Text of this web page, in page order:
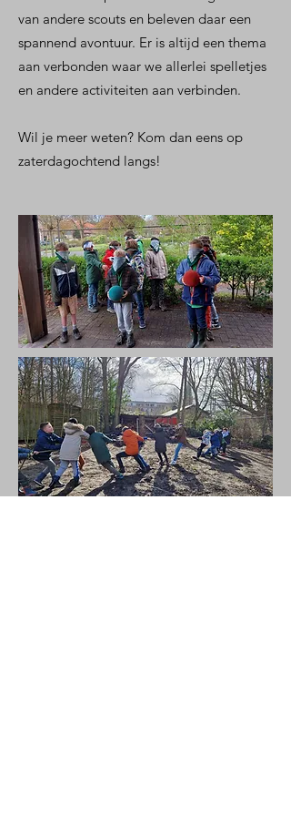
van andere scouts en beleven daar een
spannend avontuur. Er is altijd een thema
aan verbonden waar we allerlei spelletjes
en andere activiteiten aan verbinden.
Wil je meer weten? Kom dan eens op
zaterdagochtend langs!